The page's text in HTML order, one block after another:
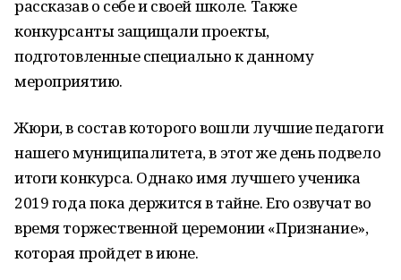
рассказав о себе и своей школе. Также
конкурсанты защищали проекты,
подготовленные специально к данному
мероприятию.
Жюри, в состав которого вошли лучшие педагоги
нашего муниципалитета, в этот же день подвело
итоги конкурса. Однако имя лучшего ученика
2019 года пока держится в тайне. Его озвучат во
время торжественной церемонии «Признание»,
которая пройдет в июне.